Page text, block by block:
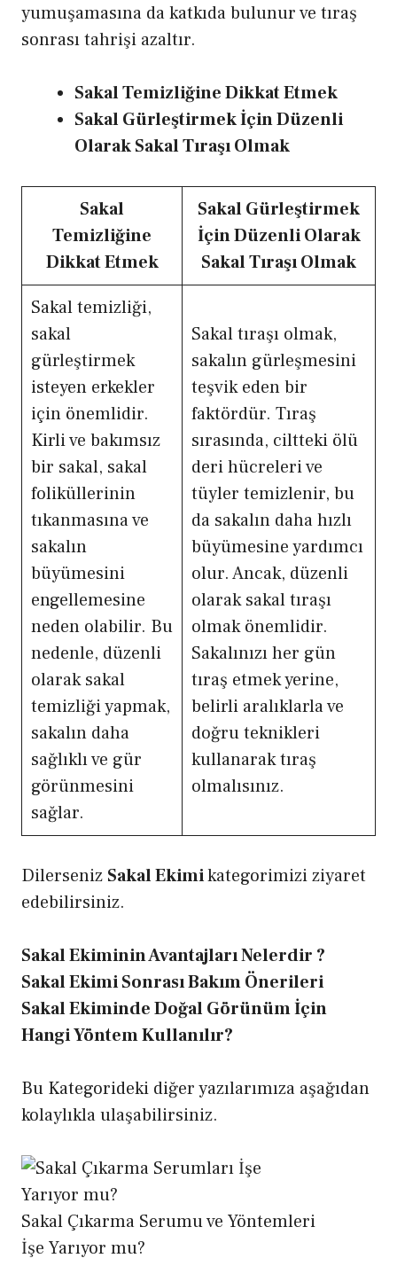
yumuşamasına da katkıda bulunur ve tıraş
sonrası tahrişi azaltır.
Sakal Temizliğine Dikkat Etmek
Sakal Gürleştirmek İçin Düzenli
Olarak Sakal Tıraşı Olmak
Sakal
Temizliğine
Dikkat Etmek
Sakal Gürleştirmek
İçin Düzenli Olarak
Sakal Tıraşı Olmak
Sakal temizliği,
sakal
gürleştirmek
isteyen erkekler
için önemlidir.
Kirli ve bakımsız
bir sakal, sakal
foliküllerinin
tıkanmasına ve
sakalın
büyümesini
engellemesine
neden olabilir. Bu
nedenle, düzenli
olarak sakal
temizliği yapmak,
sakalın daha
sağlıklı ve gür
görünmesini
sağlar.
Sakal tıraşı olmak,
sakalın gürleşmesini
teşvik eden bir
faktördür. Tıraş
sırasında, ciltteki ölü
deri hücreleri ve
tüyler temizlenir, bu
da sakalın daha hızlı
büyümesine yardımcı
olur. Ancak, düzenli
olarak sakal tıraşı
olmak önemlidir.
Sakalınızı her gün
tıraş etmek yerine,
belirli aralıklarla ve
doğru teknikleri
kullanarak tıraş
olmalısınız.
Dilerseniz Sakal Ekimikategorimizi ziyaret
edebilirsiniz.
Sakal Ekiminin Avantajları Nelerdir ?
Sakal Ekimi Sonrası Bakım Önerileri
Sakal Ekiminde Doğal Görünüm İçin
Hangi Yöntem Kullanılır?
Bu Kategorideki diğer yazılarımıza aşağıdan
kolaylıkla ulaşabilirsiniz.
Sakal Çıkarma Serumu ve Yöntemleri
İşe Yarıyor mu?